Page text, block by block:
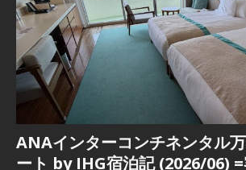
ANAインターコンチネンタル
ート by IHG宿泊記 (2026/06)